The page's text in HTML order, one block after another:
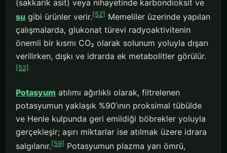
(sakkarik asit) veya nihayetinde karbondioksit ve
su gibi ürünler verir.[52] Memeliler üzerinde yapılan
çalışmalarda, glukonat türevi radyoaktivitenin
önemli bir kısmı CO₂ olarak solunum yoluyla dışarı
verilirken, dışkı ve idrarda ek metabolitler görülür.
[52]
Potasyum atılımı ağırlıklı olarak, filtrelenen
potasyumun yaklaşık %90’ının proksimal tübülde
ve Henle kulpunda geri emildiği böbrekler yoluyla
gerçekleşir; aşırı miktarlar ise atılmak üzere idrara
salgılanır.[59] Potasyumun plazma yarı ömrü,